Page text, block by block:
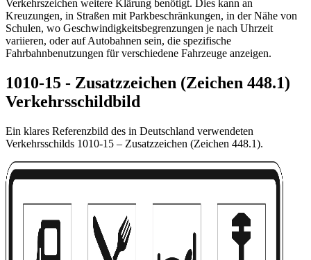
Verkehrszeichen weitere Klärung benötigt. Dies kann an
Kreuzungen, in Straßen mit Parkbeschränkungen, in der Nähe von
Schulen, wo Geschwindigkeitsbegrenzungen je nach Uhrzeit
variieren, oder auf Autobahnen sein, die spezifische
Fahrbahnbenutzungen für verschiedene Fahrzeuge anzeigen.
1010-15 - Zusatzzeichen (Zeichen 448.1)
Verkehrsschildbild
Ein klares Referenzbild des in Deutschland verwendeten
Verkehrsschilds 1010-15 – Zusatzzeichen (Zeichen 448.1).